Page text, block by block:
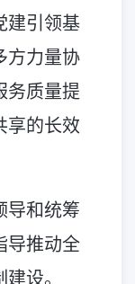
建引领基
方力量协
务质量提
享的长效
导和统筹
导推动全
设。